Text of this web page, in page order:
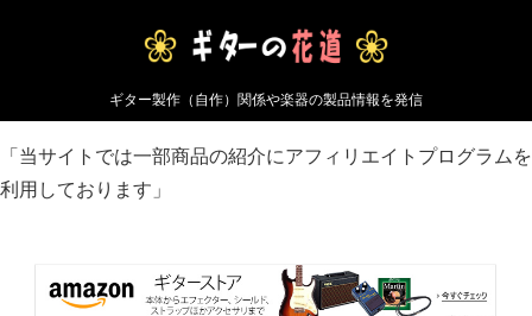
ギター製作（自作）関係や楽器の製品情報を発信
「当サイトでは一部商品の紹介にアフィリエイトプログラムを
利用しております」